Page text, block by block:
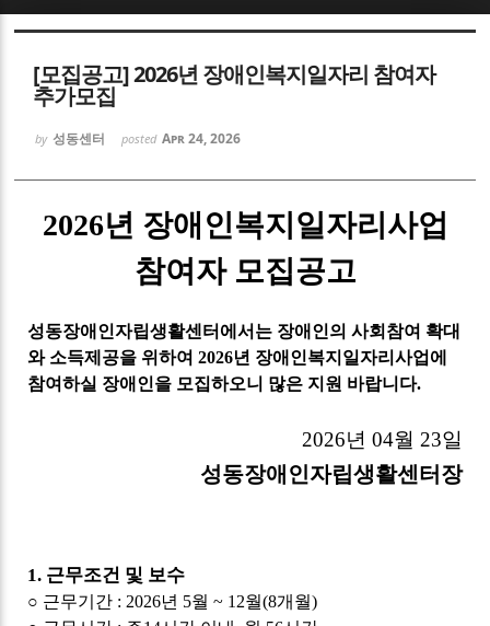
[모집공고] 2026년 장애인복지일자리 참여자
추가모집
by 성동센터 posted Apr 24, 2026
2026년 장애인복지일자리사업
참여자 모집공고
성동장애인자립생활센터에서는 장애인의 사회참여 확대
와 소득제공을 위하여2026년 장애인복지일자리사업에
참여하실 장애인을 모집하오니 많은 지원 바랍니다.
2026년 04월 23일
성동장애인자립생활센터장
1. 근무조건 및 보수
○ 근무기간 : 2026년 5월~ 12월(8개월)
Sketchbook5, 스케치북5
Sketchbook5, 스케치북5